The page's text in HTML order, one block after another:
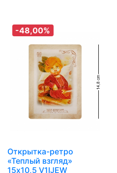
-48,00%
Открытка-ретро
«Теплый взгляд»
15х10,5 V1IJEW